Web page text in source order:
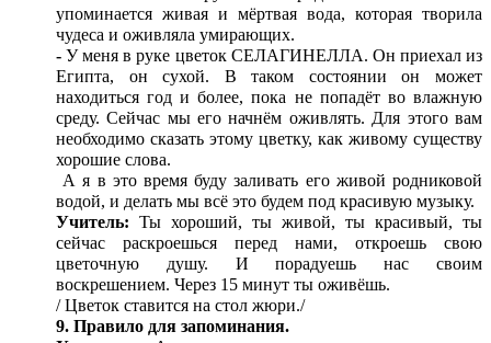
упоминается живая и мёртвая вода, которая творила
чудеса и оживляла умирающих.
-У меня в руке цветок СЕЛАГИНЕЛЛА. Он приехал из
Египта, он сухой. В таком состоянии он может
находиться год и более, пока не попадёт во влажную
среду. Сейчас мы его начнём оживлять. Для этого вам
необходимо сказать этому цветку, как живому существу
хорошие слова.
А я в это время буду заливать его живой родниковой
водой, и делать мы всё это будем под красивую музыку.
Учитель: Ты хороший, ты живой, ты красивый, ты
сейчас раскроешься перед нами, откроешь свою
цветочную душу. И порадуешь нас своим
воскрешением. Через 15 минут ты оживёшь.
/ Цветок ставится на стол жюри./
9. Правило для запоминания.